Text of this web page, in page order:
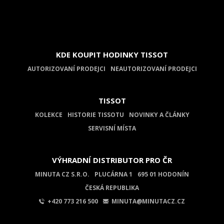
KDE KOUPIT HODINKY TISSOT
AUTORIZOVANÍ PRODEJCI NEAUTORIZOVANÍ PRODEJCI
TISSOT
KOLEKCE HISTORIE TISSOTU
NOVINKY A ČLÁNKY
SERVISNÍ MÍSTA
VÝHRADNÍ DISTRIBUTOR PRO ČR
MINUTA CZ S.R.O. PLUCÁRNA 1
695 01 HODONÍN
ČESKÁ REPUBLIKA
+420 773 216 500
MINUTA@MINUTACZ.CZ